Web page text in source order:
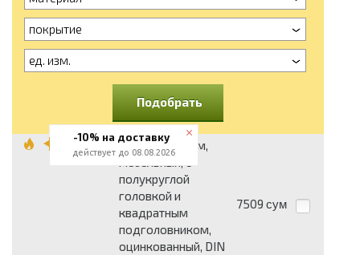
покрытие
ед. изм.
Подобрать
Болт М8x30 мм,
мебельный, с
полукруглой
головкой и
квадратным
подголовником,
оцинкованный, DIN
7509 сум
-10% на доставку
действует до 08.08.2026